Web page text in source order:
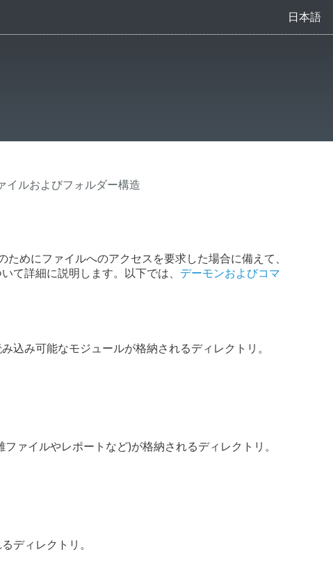
日本語
イルおよびフォルダー構造
めにファイルへのアクセスを要求した場合に備えて、
詳細に説明します。以下では、 デーモンおよびコマ
み可能なモジュールが格納されるディレクトリ。
ァイルやレポートなど)が格納されるディレクトリ。
ディレクトリ。